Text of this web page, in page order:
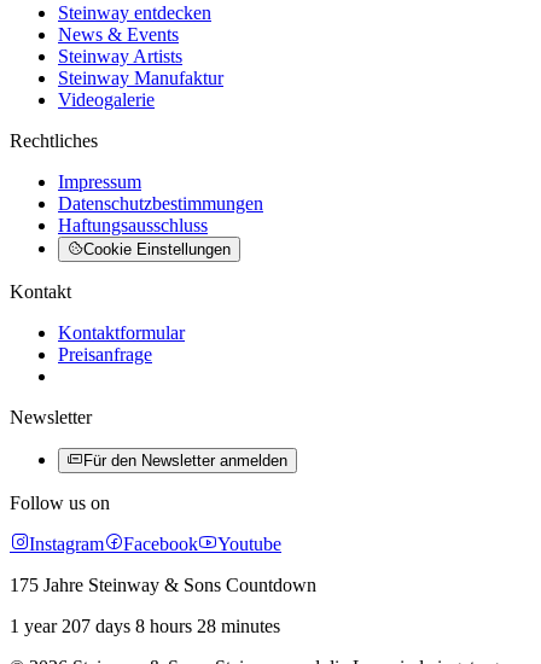
Steinway entdecken
News & Events
Steinway Artists
Steinway Manufaktur
Videogalerie
Rechtliches
Impressum
Datenschutzbestimmungen
Haftungsausschluss
Cookie Einstellungen
Kontakt
Kontaktformular
Preisanfrage
Newsletter
Für den Newsletter anmelden
Follow us on
Instagram
Facebook
Youtube
175 Jahre Steinway & Sons Countdown
1 year 207 days 8 hours 28 minutes